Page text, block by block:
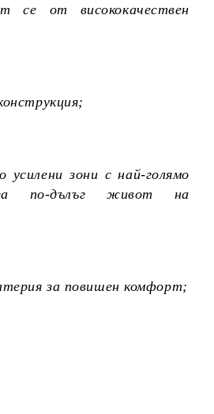
се от висококачествен
усилени зони с най-голямо
по-дълъг живот на
за повишен комфорт;